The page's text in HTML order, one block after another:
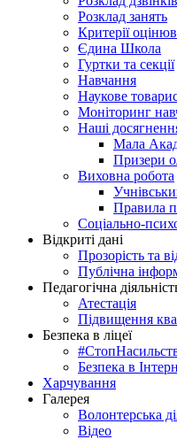
Розклад занять
Критерії
Єдина Школа
Гуртки та секції
Навчання
Наукове
Моніторинг
Наші
Мала
Призери
Виховна робота
Правила
Соціально-
Відкриті дані
Прозорість та
Публічна
Педагогічна
Атестація
Підвищення
Безпека в ліцеї
Безпека в
Харчування
Галерея
Волонтерська
Відео